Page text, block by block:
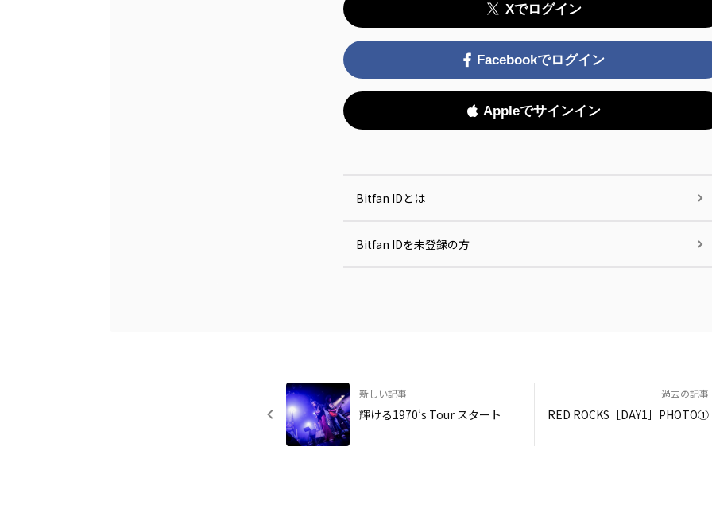
Xでログイン
Facebookでログイン
Appleでサインイン
Bitfan IDとは
Bitfan IDを未登録の方
新しい記事
輝ける1970’s Tour スタート
過去の記事
RED ROCKS［DAY1］PHOTO①